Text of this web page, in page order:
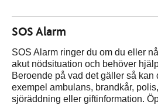
SOS Alarm
SOS Alarm ringer du om du eller
akut nödsituation och behöver
Beroende på vad det gäller så kan
exempel ambulans, brandkår,
sjöräddning eller giftinformation.